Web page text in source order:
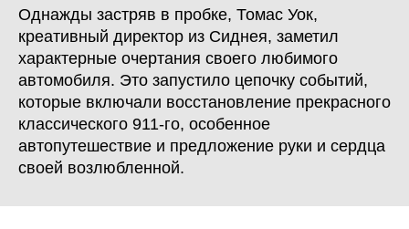
Однажды застряв в пробке, Томас Уок,
креативный директор из Сиднея, заметил
характерные очертания своего любимого
автомобиля. Это запустило цепочку событий,
которые включали восстановление прекрасного
классического 911-го, особенное
автопутешествие и предложение руки и сердца
своей возлюбленной.